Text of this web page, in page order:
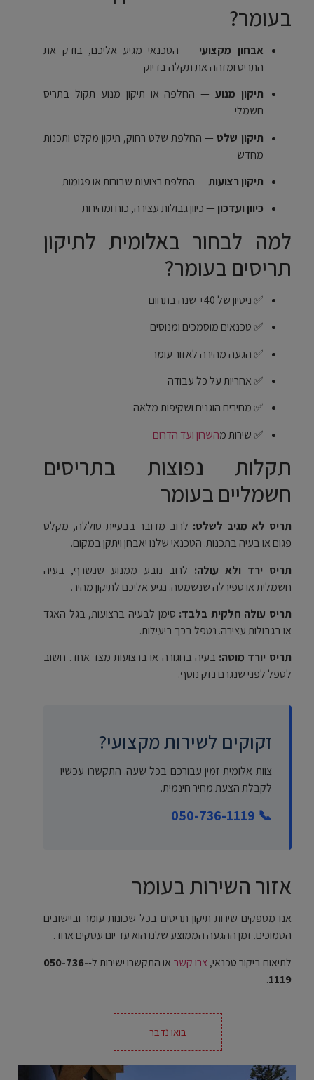
בעומר?
אבחון מקצועי — הטכנאי מגיע אליכם, בודק את
התריס ומזהה את תקלה בדיוק
תיקון מנוע — החלפה או תיקון מנוע תקול בתריס
חשמלי
תיקון שלט — החלפת שלט רחוק, תיקון מקלט ותכנות
מחדש
תיקון רצועות— החלפת רצועות שבורות או פגומות
כיוון ועדכון — כיוון גבולות עצירה, כוח ומהירות
למה לבחור באלומית לתיקון
תריסים בעומר?
✅ ניסיון של 40+ שנה בתחום
✅ טכנאים מוסמכים ומנוסים
✅ הגעה מהירה לאזור עומר
✅ אחריות על כל עבודה
✅ מחירים הוגנים ושקיפות מלאה
✅ שירות מהשרון ועד הדרום
תקלות נפוצות בתריסים
חשמליים בעומר
תריס לא מגיב לשלט: לרוב מדובר בבעיית סוללה, מקלט
פגום או בעיה בתכנות. הטכנאי שלנו יאבחן ויתקן במקום.
תריס ירד ולא עולה: לרוב נובע ממנוע שנשרף, בעיה
חשמלית או ספירלה שנשמטה. נגיע אליכם לתיקון מהיר.
תריס עולה חלקית בלבד: סימן לבעיה ברצועות, בגל האגד
או בגבולות עצירה. נטפל בכך ביעילות.
תריס יורד מוטה: בעיה בחגורה או ברצועות מצד אחד. חשוב
לטפל לפני שנגרם נזק נוסף.
זקוקים לשירות מקצועי?
צוות אלומית זמין עבורכם בכל שעה. התקשרו עכשיו
לקבלת הצעת מחיר חינמית.
📞 050-736-1119
אזור השירות בעומר
אנו מספקים שירות תיקון תריסים בכל שכונות עומר וביישובים
הסמוכים. זמן ההגעה הממוצע שלנו הוא עד יום עסקים אחד.
לתיאום ביקור טכנאי, צרו קשר או התקשרו ישירות ל-050-736-
1119
.
בואו נדבר